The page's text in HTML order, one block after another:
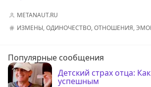
METANAUT.RU
ИЗМЕНЫ,ОДИНОЧЕСТВО,ОТНОШЕНИЯ,
Популярные сообщения
Детский страх отца:
успешным